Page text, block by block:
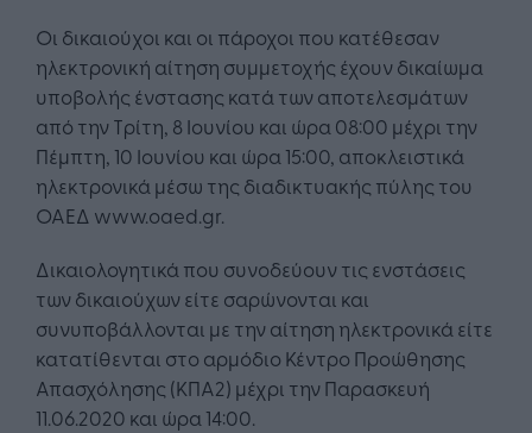
Οι δικαιούχοι και οι πάροχοι που κατέθεσαν
ηλεκτρονική αίτηση συμμετοχής έχουν δικαίωμα
υποβολής ένστασης κατά των αποτελεσμάτων
από την Τρίτη, 8 Ιουνίου και ώρα 08:00 μέχρι την
Πέμπτη, 10 Ιουνίου και ώρα 15:00, αποκλειστικά
ηλεκτρονικά μέσω της διαδικτυακής πύλης του
ΟΑΕΔ www.oaed.gr.
Δικαιολογητικά που συνοδεύουν τις ενστάσεις
των δικαιούχων είτε σαρώνονται και
συνυποβάλλονται με την αίτηση ηλεκτρονικά είτε
κατατίθενται στο αρμόδιο Κέντρο Προώθησης
Απασχόλησης (ΚΠΑ2) μέχρι την Παρασκευή
11.06.2020 και ώρα 14:00.